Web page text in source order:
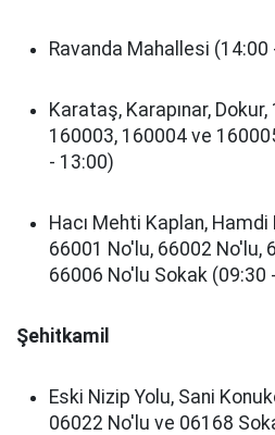
Ravanda Mahallesi (14:00
Karataş, Karapınar,
160003, 160004 ve
- 13:00)
Hacı Mehti Kaplan,
66001 No'lu, 66002 No'lu,
66006 No'lu Sokak (09:30
Şehitkamil
Eski Nizip Yolu, Sani
06022 No'lu ve 06168